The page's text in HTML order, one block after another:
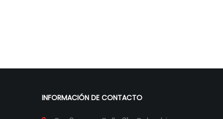
INFORMACIÓN DE CONTACTO